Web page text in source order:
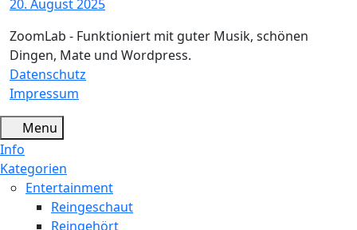
20. August 2025
ZoomLab - Funktioniert mit guter Musik, schönen
Dingen, Mate und Wordpress.
Datenschutz
Impressum
Menu
Info
Kategorien
Entertainment
Reingeschaut
Reingehört